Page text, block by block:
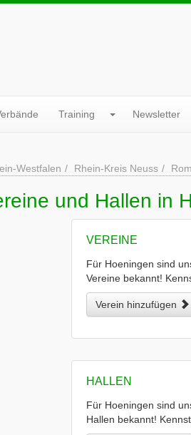
Training Newsletter
Westfalen Rhein-Kreis Neuss
und Hallen in
VEREINE
Für Hoeningen sind
Vereine bekannt!
Verein hinzufügen
HALLEN
Für Hoeningen sind
Hallen bekannt!